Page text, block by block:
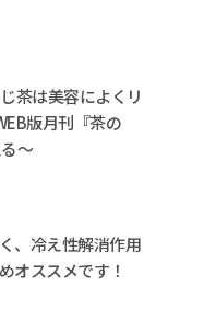
、冷え性解消作用
オススメです！